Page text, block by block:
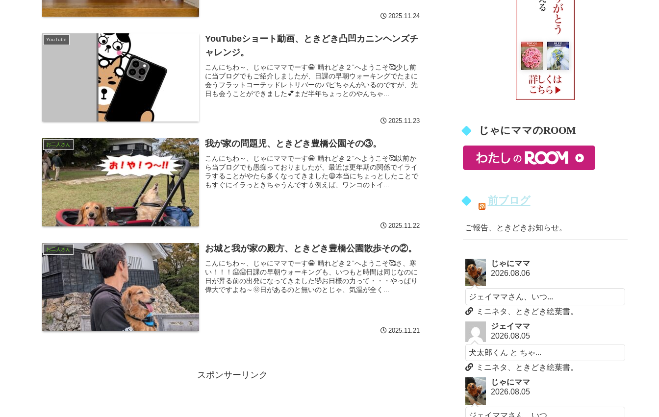
2025.11.24
YouTube
YouTubeショート動画、ときどき凸凹カニンヘンズチ
ャレンジ。
こんにちわ～、じゃにママでーす😁”晴れどき２”へようこそ🥰少し前
に当ブログでもご紹介しましたが、日課の早朝ウォーキングでたまに
会うフラットコーテッドレトリバーのパピちゃんがいるのですが、先
日も会うことができました💕まだ半年ちょっとのやんちゃ...
2025.11.23
お二人さん 我が家の問題児、ときどき豊橋公園その③。
こんにちわ～、じゃにママでーす😁”晴れどき２”へようこそ🥰以前か
ら当ブログでも愚痴っておりましたが、最近は更年期の関係でイライ
ラすることがやたら多くなってきました😩本当にちょっとしたことで
もすぐにイラっときちゃうんです💧例えば、ワンコのトイ...
2025.11.22
お二人さん お城と我が家の殿方、ときどき豊橋公園散歩その②。
こんにちわ～、じゃにママでーす😁”晴れどき２”へようこそ🥰さ、寒
い！！！🥶🥶日課の早朝ウォーキングも、いつもと時間は同じなのに
日が昇る前の出発になってきました🤣お日様の力って・・・やっぱり
偉大ですよね～🌞日があるのと無いのとじゃ、気温が全く...
2025.11.21
スポンサーリンク
じゃにママのROOM
前ブログ
ご報告、ときどきお知らせ。
じゃにママ
2026.08.06
ジェイママさん、いつ...
ミニネタ、ときどき絵葉書。
ジェイママ
2026.08.05
犬太郎くん と ちゃ...
ミニネタ、ときどき絵葉書。
じゃにママ
2026.08.05
ジェイママさん、いつ...